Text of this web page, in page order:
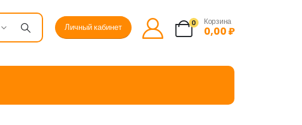
Личный кабинет 0 Корзина
0,00₽